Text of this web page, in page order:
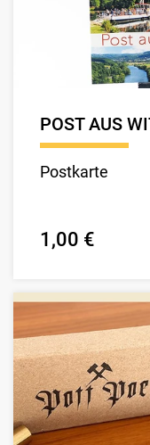
POST AUS
Postkarte
1,00 €